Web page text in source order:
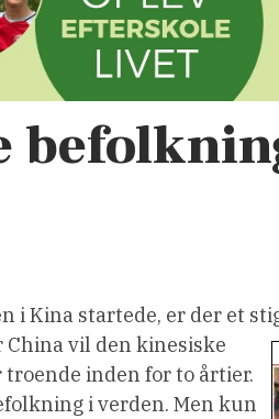
i Kina startede, er der et
vil den kinesiske
inden for to årtier.
i verden. Men kun